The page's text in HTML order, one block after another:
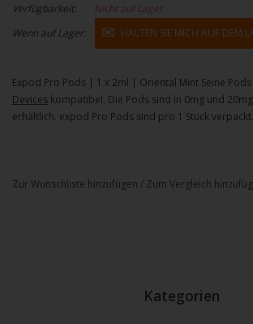
Verfügbarkeit:
Nicht auf Lager
Wenn auf Lager:
HALTEN SIE MICH AUF DEM
Expod Pro Pods | 1 x 2ml | Oriental Mint Seine
Devices kompatibel. Die Pods sind in 0mg und
erhältlich. expod Pro Pods sind pro 1 Stück verpackt.
Zur Wunschliste hinzufügen / Zum Vergleich
Kategorien